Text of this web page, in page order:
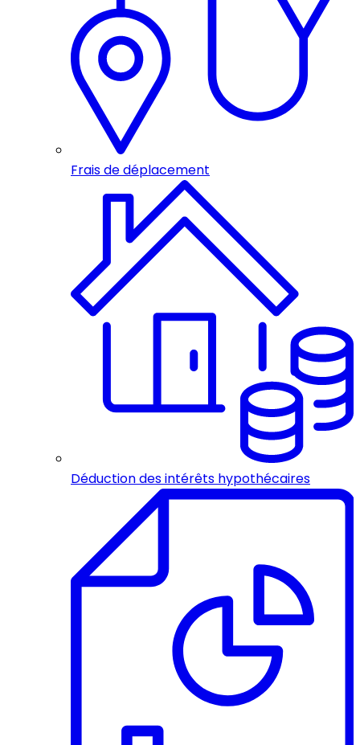
Frais de déplacement
Déduction des intérêts hypothécaires